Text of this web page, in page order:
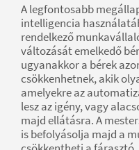
A legfontosabb
intelligencia
rendelkező
változását emelkedő
ugyanakkor a bérek
csökkenhetnek, akik
amelyekre az
lesz az igény, vagy
majd ellátásra. A
is befolyásolja majd a